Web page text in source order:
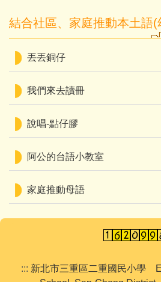
結合社區、家庭推動本土語(
丟丟銅仔
我們來去讀冊
說唱-點仔膠
阿公的台語小教室
家庭推動母語
::: 新北市三重區二重國民小學